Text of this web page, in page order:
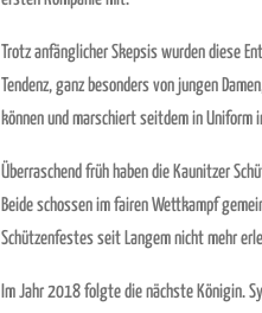
Trotz anfänglicher Skepsis wurden diese
Tendenz, ganz besonders von jungen
können und marschiert seitdem in Uniform
Überraschend früh haben die Kaunitzer
Beide schossen im fairen Wettkampf
Schützenfestes seit Langem nicht mehr
Im Jahr 2018 folgte die nächste Königin.